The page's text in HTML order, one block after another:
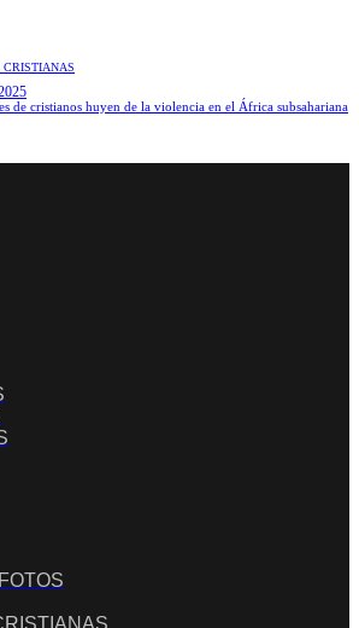
CRISTIANAS
de cristianos huyen de la violencia en el África subsahariana